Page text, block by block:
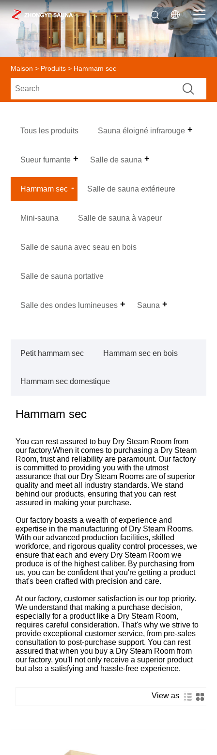
Maison > Produits > Hammam sec
Tous les produits Sauna éloigné infrarouge
Sueur fumante Salle de sauna
Hammam sec Salle de sauna extérieure
Mini-sauna Salle de sauna à vapeur
Salle de sauna avec seau en bois
Salle de sauna portative
Salle des ondes lumineuses Sauna
Petit hammam sec Hammam sec en bois
Hammam sec domestique
Hammam sec
You can rest assured to buy Dry Steam Room from
our factory.When it comes to purchasing a Dry Steam
Room, trust and reliability are paramount. Our factory
is committed to providing you with the utmost
assurance that our Dry Steam Rooms are of superior
quality and meet all industry standards. We stand
behind our products, ensuring that you can rest
assured in making your purchase.
Our factory boasts a wealth of experience and
expertise in the manufacturing of Dry Steam Rooms.
With our advanced production facilities, skilled
workforce, and rigorous quality control processes, we
ensure that each and every Dry Steam Room we
produce is of the highest caliber. By purchasing from
us, you can be confident that you're getting a product
that's been crafted with precision and care.
At our factory, customer satisfaction is our top priority.
We understand that making a purchase decision,
especially for a product like a Dry Steam Room,
requires careful consideration. That's why we strive to
provide exceptional customer service, from pre-sales
consultation to post-purchase support. You can rest
assured that when you buy a Dry Steam Room from
our factory, you'll not only receive a superior product
but also a satisfying and hassle-free experience.
View as